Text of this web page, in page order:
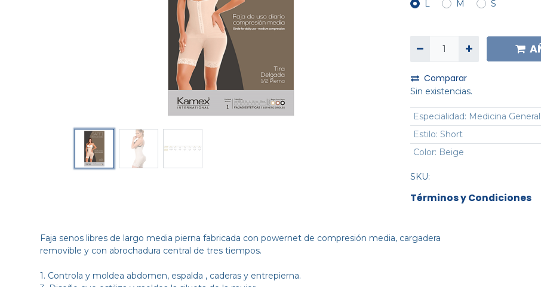
L M S
Comparar
Sin existencias.
Especialidad: Medicina General
Estilo: Short
Color: Beige
SKU:
Términos y Condiciones
Faja senos libres de largo media pierna fabricada con powernet de compresión media, cargadera
removible y con abrochadura central de tres tiempos.
1. Controla y moldea abdomen, espalda , caderas y entrepierna.